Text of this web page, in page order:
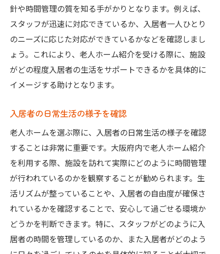
針や時間管理の質を知る手がかりとなります。例えば、
スタッフが迅速に対応できているか、入居者一人ひとり
のニーズに応じた対応ができているかなどを確認しまし
ょう。これにより、老人ホーム紹介を受ける際に、施設
がどの程度入居者の生活をサポートできるかを具体的に
イメージする助けとなります。
入居者の日常生活の様子を確認
老人ホームを選ぶ際に、入居者の日常生活の様子を確認
することは非常に重要です。大阪府内で老人ホーム紹介
を利用する際、施設を訪れて実際にどのように時間管理
が行われているのかを観察することが勧められます。生
活リズムが整っていることや、入居者の自由度が確保さ
れているかを確認することで、安心して過ごせる環境か
どうかを判断できます。特に、スタッフがどのように入
居者の時間を管理しているのか、また入居者がどのよう